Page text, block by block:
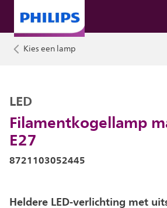
Kies een lamp
Filamentkogellamp
E27
LED
8721103052445
Heldere LED-verlichting met